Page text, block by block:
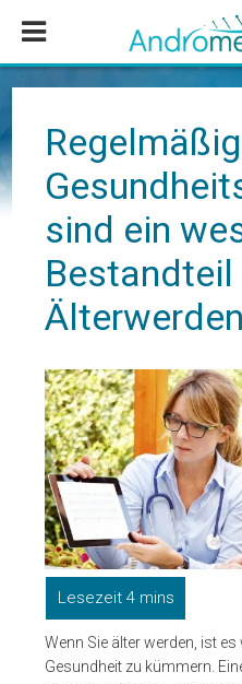
Inhalt
springen
Seitenspalte
springen
Fußzeile
springen
sind ein
Bestandteil
Wenn Sie älter werden, ist
Gesundheit zu kümmern.